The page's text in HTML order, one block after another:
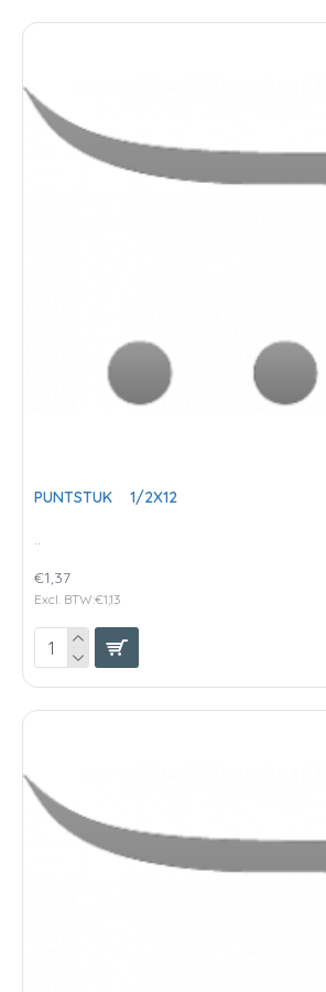
PUNTSTUK 1/2X12
€1,37
Excl. BTW:€1,13